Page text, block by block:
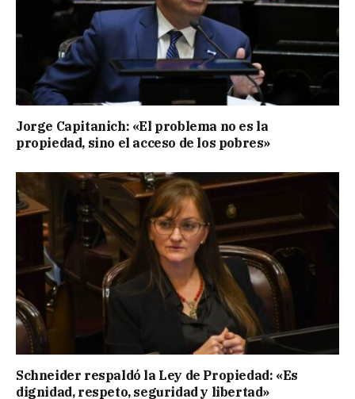
Jorge Capitanich: «El problema no es la
propiedad, sino el acceso de los pobres»
Schneider respaldó la Ley de Propiedad: «Es
dignidad, respeto, seguridad y libertad»